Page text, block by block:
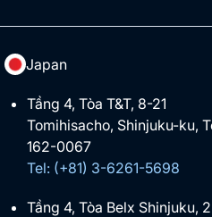
Japan
Tầng 4, Tòa T&T, 8-21
Tomihisacho, Shinjuku-ku,
162-0067
Tel: (+81) 3-6261-5698
Tầng 4, Tòa Belx Shinjuku,